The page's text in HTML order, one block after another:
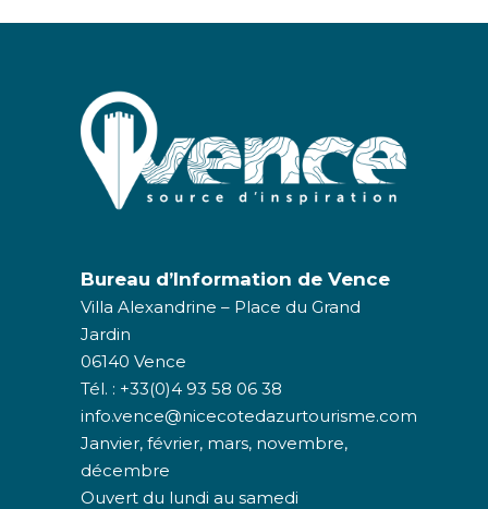
Bureau d’Information de Vence
Villa Alexandrine – Place du Grand
Jardin
06140 Vence
Tél. : +33(0)4 93 58 06 38
info.vence@nicecotedazurtourisme.com
Janvier, février, mars, novembre,
décembre
Ouvert du lundi au samedi